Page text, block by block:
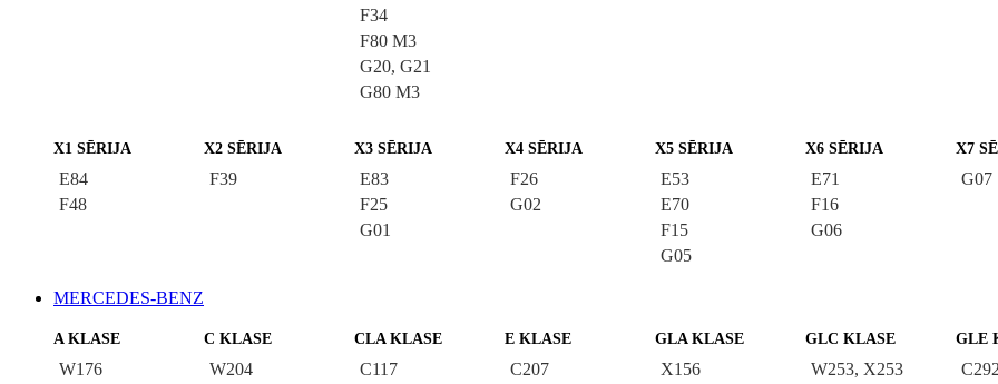
F34
F80 M3
G20, G21
G80 M3
X1 SĒRIJA
E84
F48
X2 SĒRIJA
F39
X3 SĒRIJA
E83
F25
G01
X4 SĒRIJA
F26
G02
X5 SĒRIJA
E53
E70
F15
G05
X6 SĒRIJA
E71
F16
G06
X7
G07
MERCEDES-BENZ
A KLASE
W176
C KLASE
W204
CLA KLASE
C117
E KLASE
C207
GLA KLASE
X156
GLC KLASE
W253, X253
GLE
C292